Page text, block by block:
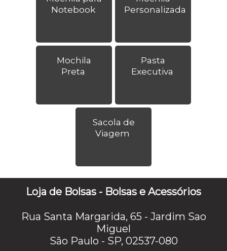
Notebook
Personalizada
Mochila
Preta
Pasta
Executiva
Sacola de
Viagem
Loja de Bolsas - Bolsas e Acessórios
Rua Santa Margarida, 65 - Jardim Sao
Miguel
São Paulo - SP, 02537-080